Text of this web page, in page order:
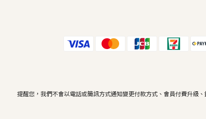
提醒您，我們不會以電話或簡訊方式通知變更付款方式、會員付費升級